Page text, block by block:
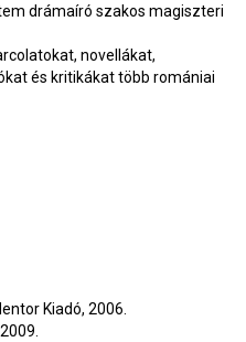
drámaíró szakos magiszteri
novellákat,
és kritikákat több romániai
Kiadó, 2006.